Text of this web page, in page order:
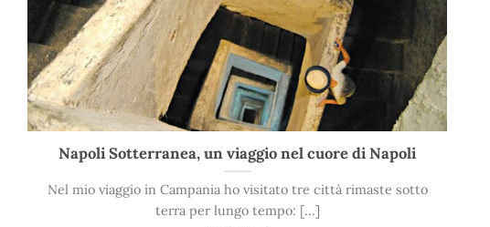
Napoli Sotterranea, un viaggio nel cuore di Napoli
Nel mio viaggio in Campania ho visitato tre città rimaste sotto
terra per lungo tempo: [...]